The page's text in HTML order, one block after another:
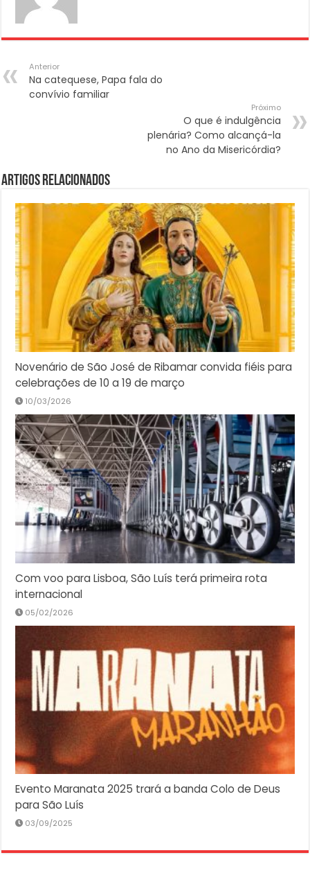
Anterior
Na catequese, Papa fala do
convívio familiar
Próximo
O que é indulgência
plenária? Como alcançá-la
no Ano da Misericórdia?
Artigos Relacionados
Novenário de São José de Ribamar convida fiéis para
celebrações de 10 a 19 de março
10/03/2026
Com voo para Lisboa, São Luís terá primeira rota
internacional
05/02/2026
Evento Maranata 2025 trará a banda Colo de Deus
para São Luís
03/09/2025